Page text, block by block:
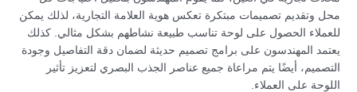
محل وتقديم تصميمات مبتكرة تعكس هوية العلامة التجارية، لذلك يمكن
للعملاء الحصول على لوحة تناسب طبيعة نشاطهم بشكل مثالي. كذلك
يعتمد المهندسون على برامج تصميم حديثة لضمان دقة التفاصيل وجودة
التصميم، أيضًا يتم مراعاة جميع عناصر الجذب البصري لتعزيز تأثير
اللوحة على العملاء.